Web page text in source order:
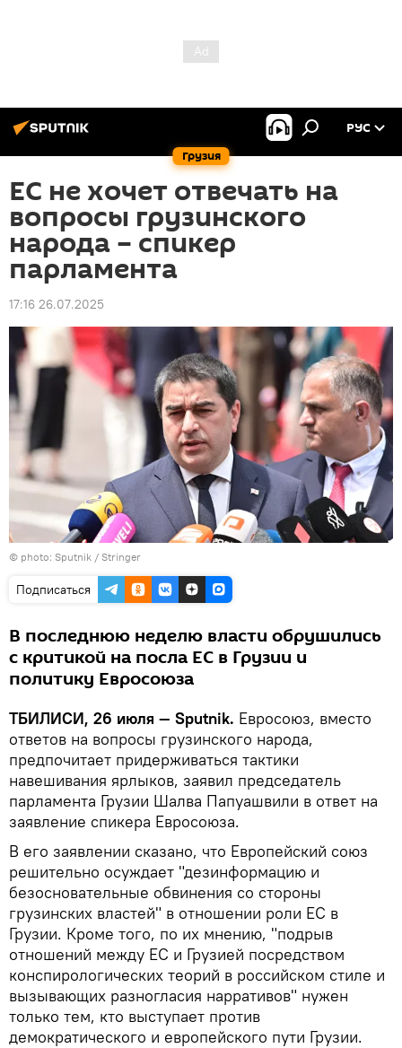
Грузия
РУС
ЕС не хочет отвечать на
вопросы грузинского
народа – спикер
парламента
17:16 26.07.2025
© photo: Sputnik / Stringer
Подписаться
В последнюю неделю власти обрушились
с критикой на посла ЕС в Грузии и
политику Евросоюза
ТБИЛИСИ, 26 июля — Sputnik. Евросоюз, вместо
ответов на вопросы грузинского народа,
предпочитает придерживаться тактики
навешивания ярлыков, заявил председатель
парламента Грузии Шалва Папуашвили в ответ на
заявление спикера Евросоюза.
В его заявлении сказано, что Европейский союз
решительно осуждает "дезинформацию и
безосновательные обвинения со стороны
грузинских властей" в отношении роли ЕС в
Грузии. Кроме того, по их мнению, "подрыв
отношений между ЕС и Грузией посредством
конспирологических теорий в российском стиле и
вызывающих разногласия нарративов" нужен
только тем, кто выступает против
демократического и европейского пути Грузии.